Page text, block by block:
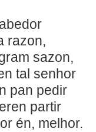
razon,
sazon,
ben
pan pedir
partir
én, melhor.